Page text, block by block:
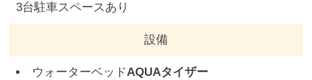
3台駐車スペースあり
設備
ウォーターベッドAQUAタイザー